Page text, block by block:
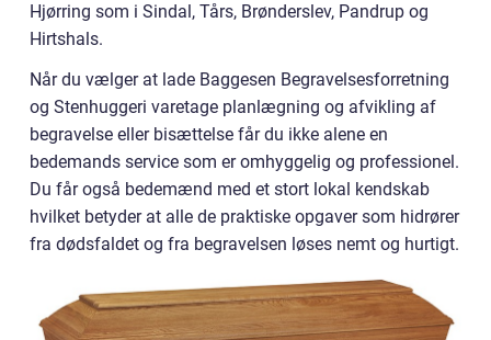
Hjørring som i Sindal, Tårs, Brønderslev, Pandrup og
Hirtshals.
Når du vælger at lade Baggesen Begravelsesforretning
og Stenhuggeri varetage planlægning og afvikling af
begravelse eller bisættelse får du ikke alene en
bedemands service som er omhyggelig og professionel.
Du får også bedemænd med et stort lokal kendskab
hvilket betyder at alle de praktiske opgaver som hidrører
fra dødsfaldet og fra begravelsen løses nemt og hurtigt.